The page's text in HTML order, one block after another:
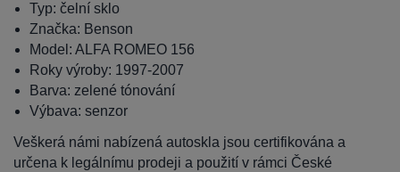
Typ: čelní sklo
Značka: Benson
Model: ALFA ROMEO 156
Roky výroby: 1997-2007
Barva: zelené tónování
Výbava: senzor
Veškerá námi nabízená autoskla jsou certifikována a
určena k legálnímu prodeji a použití v rámci České